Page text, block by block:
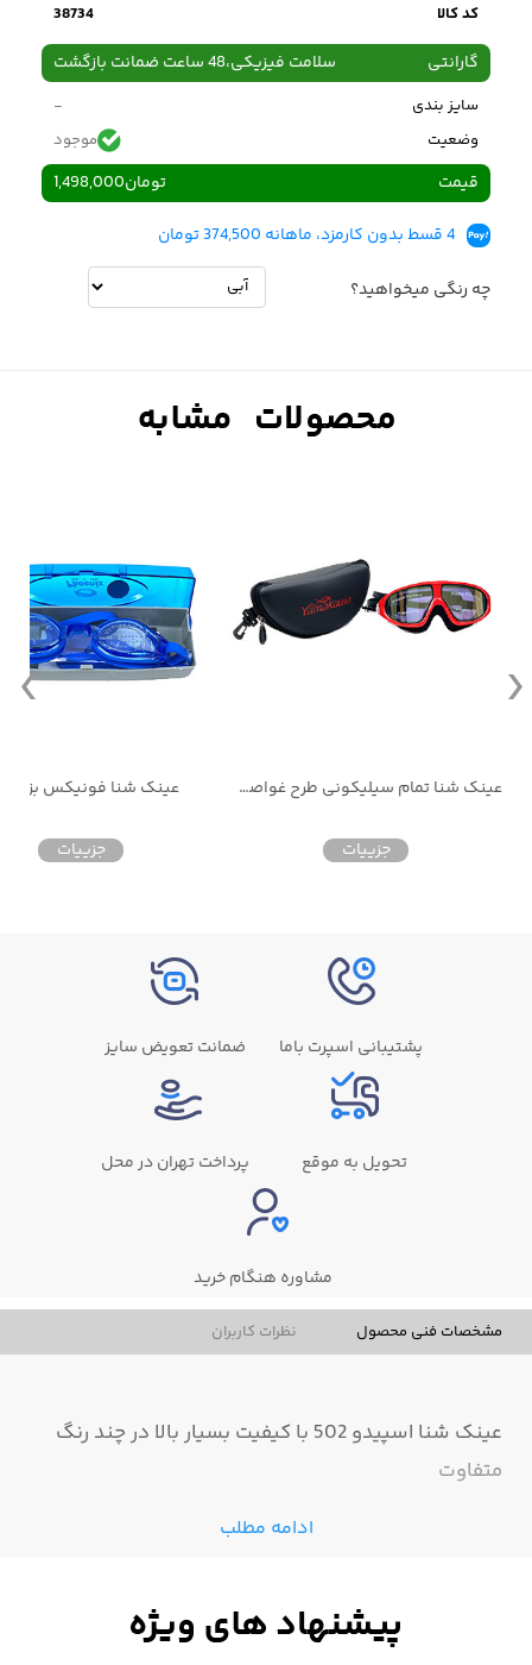
کد کالا 38734
گارانتی سلامت فیزیکی،48 ساعت ضمانت بازگشت
سایز بندی
-
وضعیت
موجود
قیمت 1,498,000تومان
4 قسط بدون کارمزد، ماهانه 374,500 تومان
چه رنگی میخواهید؟
عینک شنا تمام سیلیکونی طرح غواصی اصلی یاماکاوا گوش گیر متصل به همراه کیف پیو
جزییات
عینک شنا فونیکس
جزییات
پشتیبانی اسپرت باما ضمانت تعویض سایز
تحویل به موقع پرداخت تهران در محل
مشاوره هنگام خرید
مشخصات فنی محصول نظرات کاربران
عینک شنا اسپیدو 502 با کیفیت بسیار بالا در چند رنگ
متفاوت
ادامه مطلب